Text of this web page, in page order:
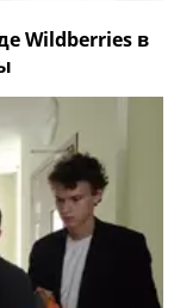
Wildberries в